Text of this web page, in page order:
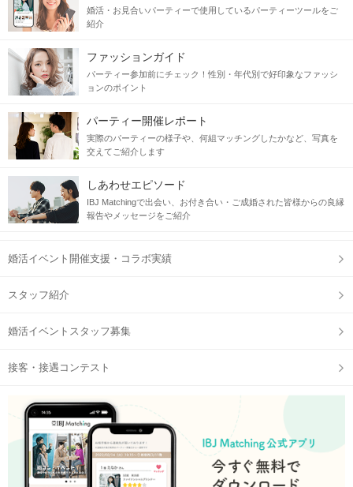
婚活・お見合いパーティーで使用しているパーティーツールをご
紹介
ファッションガイド
パーティー参加前にチェック！性別・年代別で好印象なファッシ
ョンのポイント
パーティー開催レポート
実際のパーティーの様子や、何組マッチングしたかなど、写真を
交えてご紹介します
しあわせエピソード
IBJ Matchingで出会い、お付き合い・ご成婚された皆様からの良縁
報告やメッセージをご紹介
婚活イベント開催支援・コラボ実績
スタッフ紹介
婚活イベントスタッフ募集
接客・接遇コンテスト